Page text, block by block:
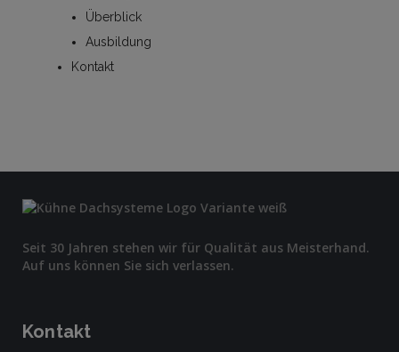
Überblick
Ausbildung
Kontakt
Seit 30 Jahren stehen wir für Qualität aus Meisterhand.
Auf uns können Sie sich verlassen.
Kontakt